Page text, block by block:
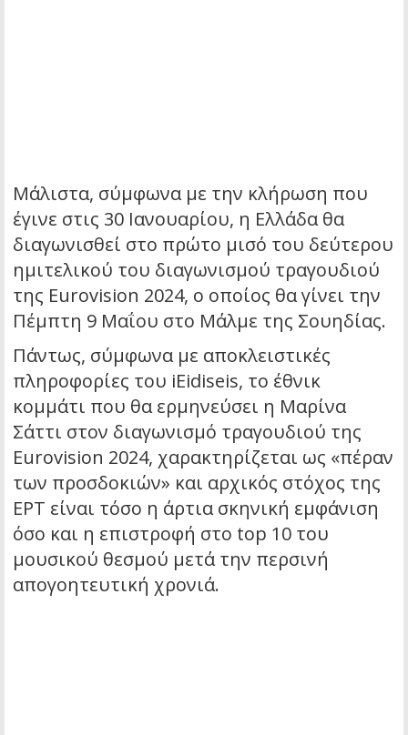
Μάλιστα, σύμφωνα με την κλήρωση που
έγινε στις 30 Ιανουαρίου, η Ελλάδα θα
διαγωνισθεί στο πρώτο μισό του δεύτερου
ημιτελικού του διαγωνισμού τραγουδιού
της Eurovision 2024, ο οποίος θα γίνει την
Πέμπτη 9 Μαΐου στο Μάλμε της Σουηδίας.
Πάντως, σύμφωνα με αποκλειστικές
πληροφορίες του iEidiseis, το έθνικ
κομμάτι που θα ερμηνεύσει η Μαρίνα
Σάττι στον διαγωνισμό τραγουδιού της
Eurovision 2024, χαρακτηρίζεται ως «πέραν
των προσδοκιών» και αρχικός στόχος της
ΕΡΤ είναι τόσο η άρτια σκηνική εμφάνιση
όσο και η επιστροφή στο top 10 του
μουσικού θεσμού μετά την περσινή
απογοητευτική χρονιά.